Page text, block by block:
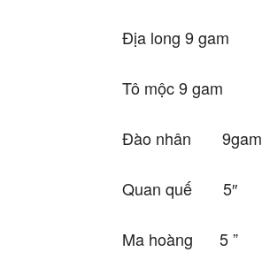
Địa long 9 gam
Tô mộc 9 gam
Đào nhân 9gam
Quan quế 5″
Ma hoàng 5 ”